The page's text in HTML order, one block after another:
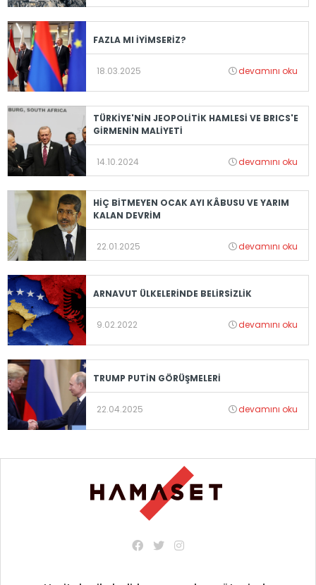
FAZLA MI İYİMSERİZ?
18.03.2025 devamını oku
TÜRKİYE'NİN JEOPOLİTİK HAMLESİ VE BRICS'E
GİRMENİN MALİYETİ
14.10.2024 devamını oku
HİÇ BİTMEYEN OCAK AYI KÂBUSU VE YARIM
KALAN DEVRİM
22.01.2025 devamını oku
ARNAVUT ÜLKELERİNDE BELİRSİZLİK
9.02.2022 devamını oku
TRUMP PUTİN GÖRÜŞMELERİ
22.04.2025 devamını oku